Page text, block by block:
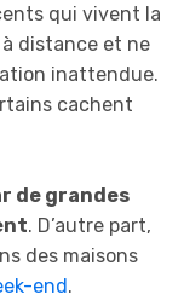
qui vivent la
à distance et ne
inattendue.
cachent
de grandes
. D’autre part,
des maisons
end .